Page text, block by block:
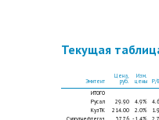
Эмитент
Цена,
руб.
Изм.
цены P/E
ИТОГО
Русал
29.90 4.9% 4.6
КузТК
214.00 2.0% 1.9
Текущая